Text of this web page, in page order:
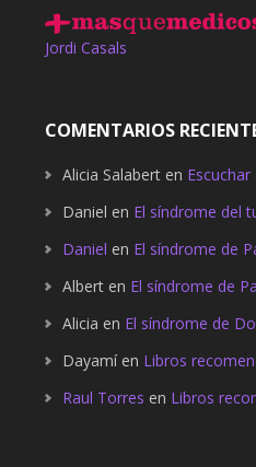
Jordi Casals
COMENTARIOS
Alicia Salaberten
Daniel en El síndrome del
Daniel en El síndrome de
Alberten El síndrome de
Alicia en El síndrome de
Dayamíen Libros
Raul Torres en Libros